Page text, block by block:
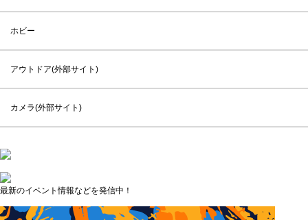
ホビー
アウトドア(外部サイト)
カメラ(外部サイト)
最新のイベント情報などを発信中！